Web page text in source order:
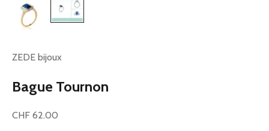
ZEDE bijoux
Bague Tournon
Prix de vente
CHF 62.00